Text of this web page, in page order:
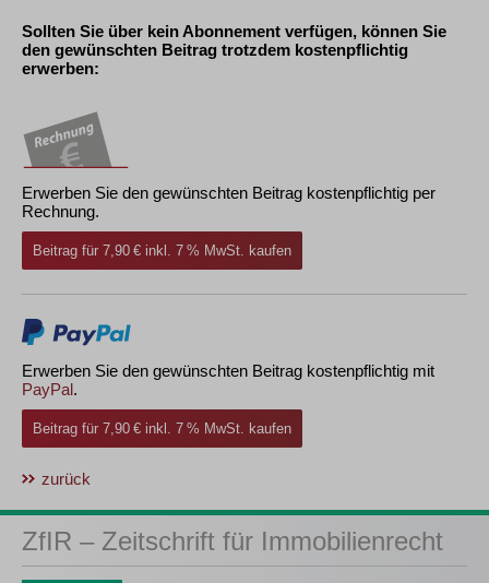
Sollten Sie über kein Abonnement verfügen, können Sie
den gewünschten Beitrag trotzdem kostenpflichtig
erwerben:
Erwerben Sie den gewünschten Beitrag kostenpflichtig per
Rechnung.
Beitrag für 7,90 € inkl. 7 % MwSt. kaufen
Erwerben Sie den gewünschten Beitrag kostenpflichtig mit
PayPal.
Beitrag für 7,90 € inkl. 7 % MwSt. kaufen
zurück
ZfIR – Zeitschrift für Immobilienrecht